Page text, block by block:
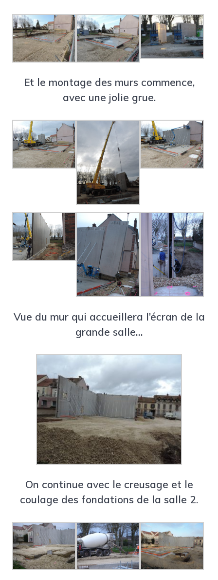
Et le montage des murs commence,
avec une jolie grue.
Vue du mur qui accueillera l’écran de la
grande salle…
On continue avec le creusage et le
coulage des fondations de la salle 2.